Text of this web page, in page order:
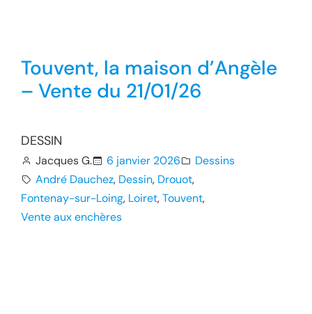
Touvent, la maison d’Angèle
– Vente du 21/01/26
DESSIN
Jacques G. 6 janvier 2026
Dessins
André Dauchez, Dessin, Drouot,
Fontenay-sur-Loing, Loiret, Touvent,
Vente aux enchères